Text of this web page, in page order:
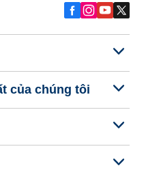
của chúng tôi